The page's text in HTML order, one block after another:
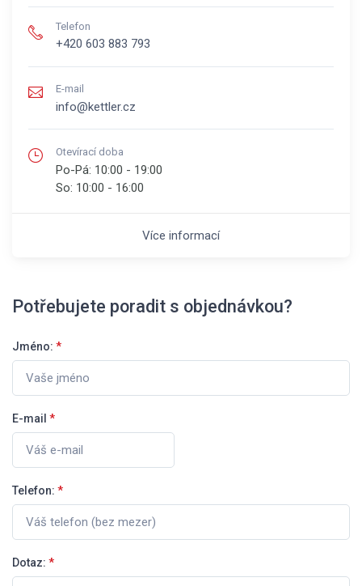
Telefon
+420 603 883 793
E-mail
info@kettler.cz
Otevírací doba
Po-Pá: 10:00 - 19:00
So: 10:00 - 16:00
Více informací
Potřebujete poradit s objednávkou?
Jméno: *
E-mail *
Telefon: *
Dotaz: *